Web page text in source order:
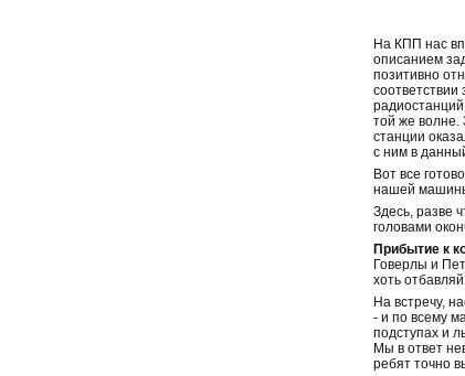
На КПП нас
описанием
позитивно
той же волне.
станции
с ним в
Вот все
нашей машины
Здесь, разве
головами
Прибытие к
Говерлы и
хоть отбавляй.
На встречу,
- и по всему
подступах и
Мы в ответ
ребят точно